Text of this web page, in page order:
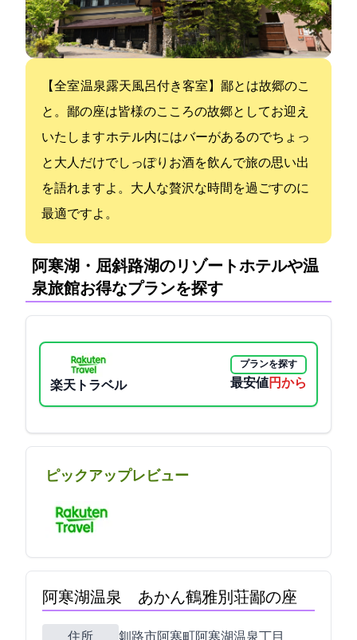
【全25室 温泉露天風呂付き客室】鄙とは故郷のこ
と。鄙の座は皆様のこころの故郷としてお迎え
いたします ホテル内にはバーがあるのでちょっ
と大人だけでしっぽりお酒を飲んで旅の思い出
を語れますよ。大人な贅沢な時間を過ごすのに
最適ですよ。
阿寒湖・屈斜路湖のリゾートホテルや温
泉旅館:お得なプランを探す
楽天トラベル
プランを探す
最安値28600円から
ピックアップレビュー
阿寒湖温泉 あかん鶴雅別荘鄙の座
住所 釧路市阿寒町阿寒湖温泉2丁目8-1